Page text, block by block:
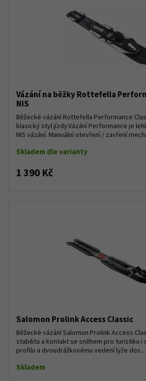
Vázání na běžky Rottefella
NIS
Běžecké vázání Rottefella Performance
klasický styl jízdy.Vázání Performance je
NIS vázání. Manuální otevření / zavření
Skladem dle varianty
1 390 Kč
Salomon Prolink Access Classic
Běžecké vázání Salomon Prolink Access
stabilita a kontakt se sněhem pro turistiku i
profilu a dvoudrážkovému vedení lyže dos...
Skladem